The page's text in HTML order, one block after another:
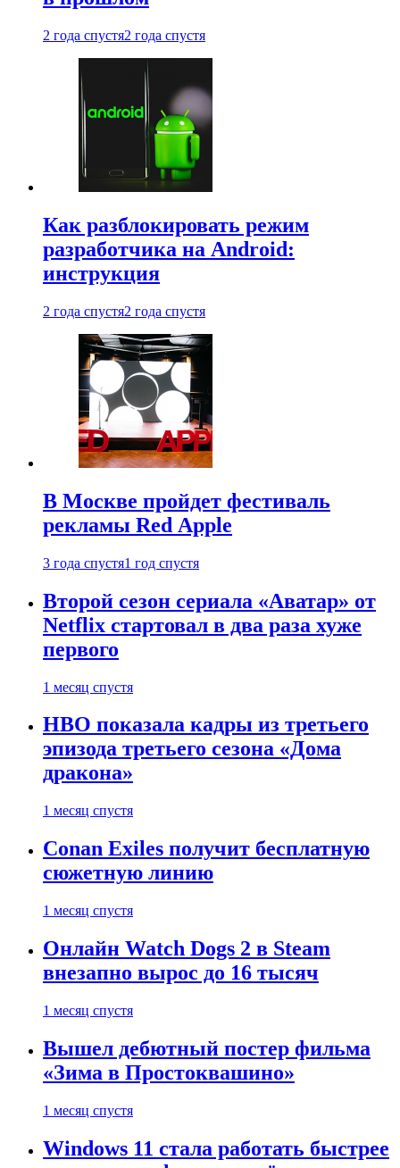
2 года спустя2 года спустя
Как разблокировать режим
разработчика на Android:
инструкция
2 года спустя2 года спустя
В Москве пройдет фестиваль
рекламы Red Apple
3 года спустя1 год спустя
Второй сезон сериала «Аватар» от
Netflix стартовал в два раза хуже
первого
1 месяц спустя
HBO показала кадры из третьего
эпизода третьего сезона «Дома
дракона»
1 месяц спустя
Conan Exiles получит бесплатную
сюжетную линию
1 месяц спустя
Онлайн Watch Dogs 2 в Steam
внезапно вырос до 16 тысяч
1 месяц спустя
Вышел дебютный постер фильма
«Зима в Простоквашино»
1 месяц спустя
Windows 11 стала работать быстрее